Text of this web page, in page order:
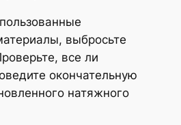
выбросьте
все ли
окончательную
натяжного